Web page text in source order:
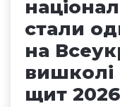
стали
на
вишколі
щит